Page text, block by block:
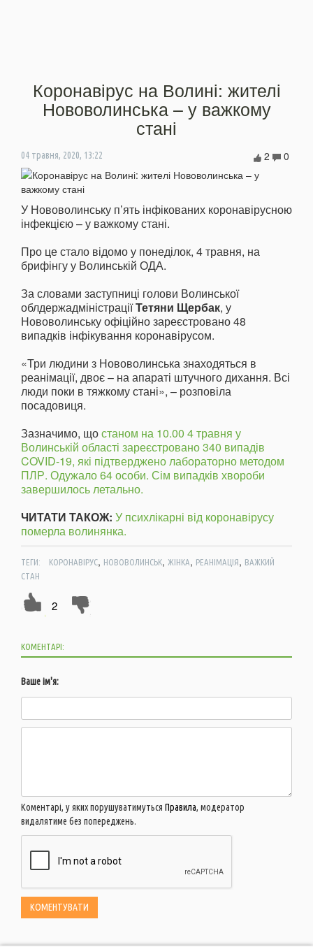
Коронавірус на Волині: жителі
Нововолинська – у важкому
стані
04 травня, 2020, 13:22 0
2
У Нововолинську п’ять інфікованих коронавірусною
інфекцією – у важкому стані.
Про це стало відомо у понеділок, 4 травня, на
брифінгу у Волинській ОДА.
За словами заступниці голови Волинської
облдержадміністраціїТетяни Щербак, у
Нововолинську офіційно зареєстровано 48
випадків інфікування коронавірусом.
«Три людини з Нововолинська знаходяться в
реанімації, двоє – на апараті штучного дихання. Всі
люди поки в тяжкому стані», – розповіла
посадовиця.
Зазначимо, щостаном на 10.00 4 травня у
Волинській області зареєстровано 340 випадів
COVID-19, які підтверджено лабораторно методом
ПЛР. Одужало 64 особи. Сім випадків хвороби
завершилось летально.
ЧИТАТИ ТАКОЖ: У психлікарні від коронавірусу
померла волинянка.
ТЕГИ: КОРОНАВІРУС, НОВОВОЛИНСЬК, ЖІНКА, РЕАНІМАЦІЯ, ВАЖКИЙ
СТАН
2
КОМЕНТАРІ:
Ваше ім'я:
Коментарі, у яких порушуватимуться Правила, модератор
видалятиме без попереджень.